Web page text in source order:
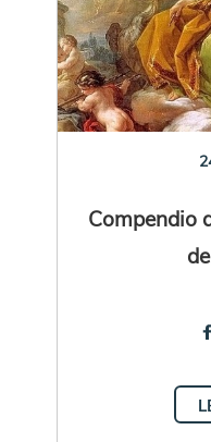
Compendio